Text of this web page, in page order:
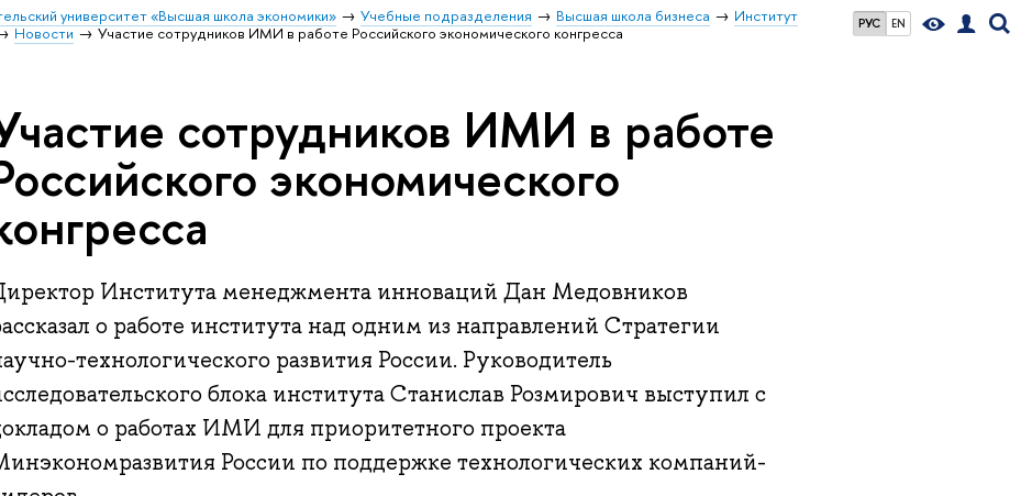
РУС EN
университет «Высшая школа экономики» Учебные подразделения Высшая школа бизнеса
Институт
Новости Участие сотрудников ИМИ в работе Российского экономического конгресса
сотрудников ИМИ в работе
экономического
Института менеджмента инноваций Дан Медовников
о работе института над одним из направлений Стратегии
технологического развития России. Руководитель
блока института Станислав Розмирович выступил с
о работах ИМИ для приоритетного проекта
России по поддержке технологических компаний-